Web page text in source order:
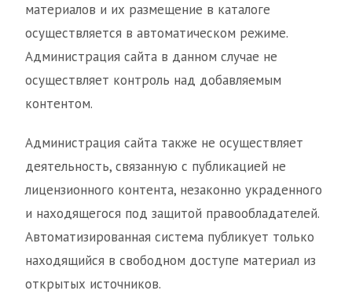
материалов и их размещение в каталоге
осуществляется в автоматическом режиме.
Администрация сайта в данном случае не
осуществляет контроль над добавляемым
контентом.
Администрация сайта также не осуществляет
деятельность, связанную с публикацией не
лицензионного контента, незаконно украденного
и находящегося под защитой правообладателей.
Автоматизированная система публикует только
находящийся в свободном доступе материал из
открытых источников.